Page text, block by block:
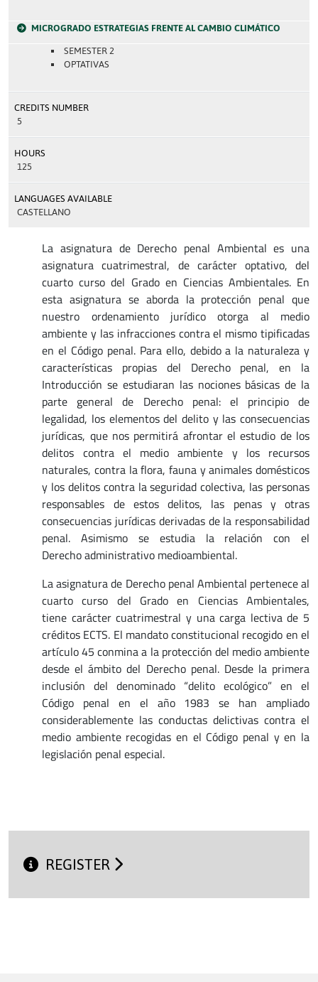
MICROGRADO ESTRATEGIAS FRENTE AL CAMBIO CLIMÁTICO
SEMESTER 2
OPTATIVAS
CREDITS NUMBER
5
HOURS
125
LANGUAGES AVAILABLE
CASTELLANO
La asignatura de Derecho penal Ambiental es una
asignatura cuatrimestral, de carácter optativo, del
cuarto curso del Grado en Ciencias Ambientales. En
esta asignatura se aborda la protección penal que
nuestro ordenamiento jurídico otorga al medio
ambiente y las infracciones contra el mismo tipificadas
en el Código penal. Para ello, debido a la naturaleza y
características propias del Derecho penal, en la
Introducción se estudiaran las nociones básicas de la
parte general de Derecho penal: el principio de
legalidad, los elementos del delito y las consecuencias
jurídicas, que nos permitirá afrontar el estudio de los
delitos contra el medio ambiente y los recursos
naturales, contra la flora, fauna y animales domésticos
y los delitos contra la seguridad colectiva, las personas
responsables de estos delitos, las penas y otras
consecuencias jurídicas derivadas de la responsabilidad
penal. Asimismo se estudia la relación con el
Derecho administrativo medioambiental.
La asignatura de Derecho penal Ambiental pertenece al
cuarto curso del Grado en Ciencias Ambientales,
tiene carácter cuatrimestral y una carga lectiva de 5
créditos ECTS. El mandato constitucional recogido en el
artículo 45 conmina a la protección del medio ambiente
desde el ámbito del Derecho penal. Desde la primera
inclusión del denominado “delito ecológico” en el
Código penal en el año 1983 se han ampliado
considerablemente las conductas delictivas contra el
medio ambiente recogidas en el Código penal y en la
legislación penal especial.
REGISTER